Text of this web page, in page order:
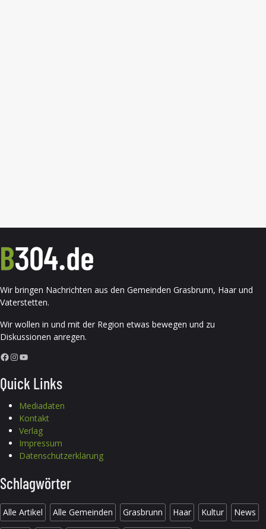
Wir bringen Nachrichten aus den Gemeinden Grasbrunn, Haar und
Vaterstetten.
Wir wollen in und mit der Region etwas bewegen und zu
Diskussionen anregen.
Facebook InstagramYouTube
Quick Links
Mediadaten
Kontakt
Verlag
Impressum
Datenschutzerklärung
Schlagwörter
Alle Artikel Alle Gemeinden Grasbrunn Haar Kultur News